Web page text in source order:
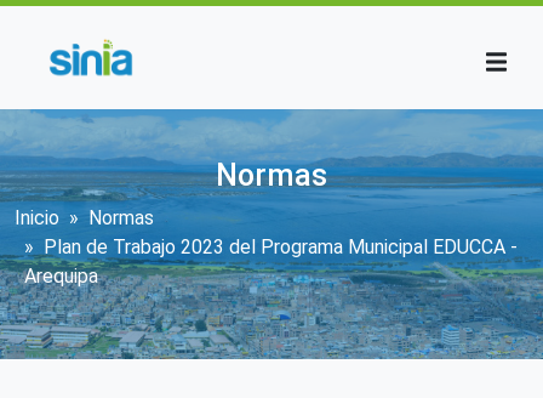
Normas
Sobrescribir enlaces de ayuda a la
Inicio
Normas
Plan de Trabajo 2023 del Programa Municipal EDUCCA -
Arequipa